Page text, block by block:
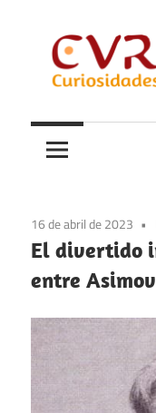
contenido
y
anécdotas
historia
16 de abril de 2023
El divertido
entre